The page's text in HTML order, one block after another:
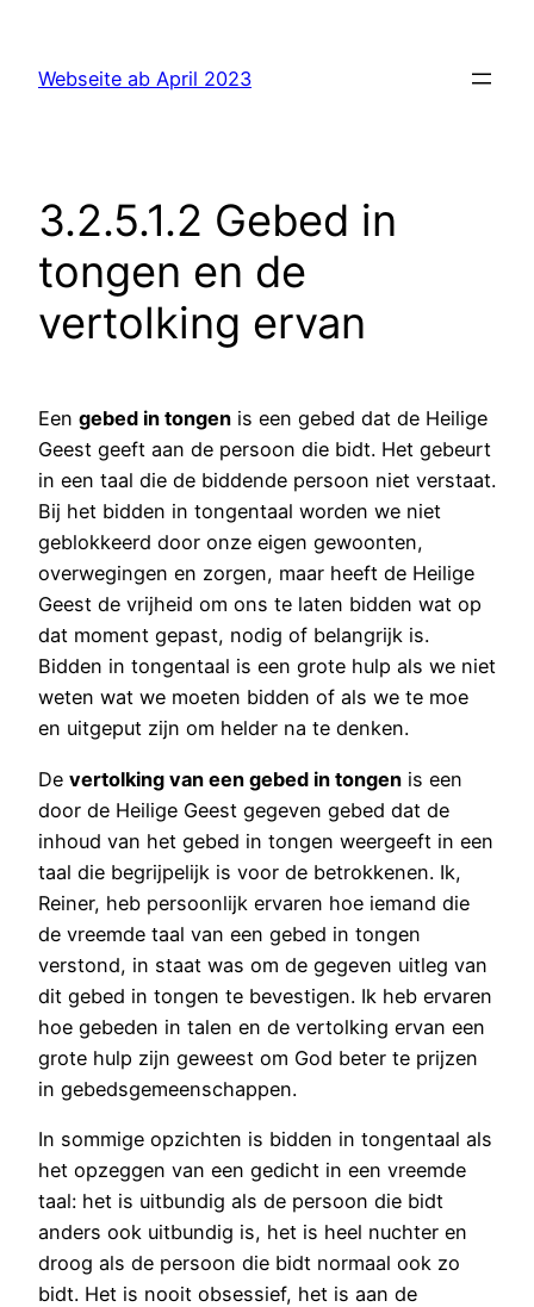
Webseite ab April 2023
3.2.5.1.2 Gebed in
tongen en de
vertolking ervan
Een gebed in tongen is een gebed dat de Heilige
Geest geeft aan de persoon die bidt. Het gebeurt
in een taal die de biddende persoon niet verstaat.
Bij het bidden in tongentaal worden we niet
geblokkeerd door onze eigen gewoonten,
overwegingen en zorgen, maar heeft de Heilige
Geest de vrijheid om ons te laten bidden wat op
dat moment gepast, nodig of belangrijk is.
Bidden in tongentaal is een grote hulp als we niet
weten wat we moeten bidden of als we te moe
en uitgeput zijn om helder na te denken.
De vertolking van een gebed in tongen is een
door de Heilige Geest gegeven gebed dat de
inhoud van het gebed in tongen weergeeft in een
taal die begrijpelijk is voor de betrokkenen. Ik,
Reiner, heb persoonlijk ervaren hoe iemand die
de vreemde taal van een gebed in tongen
verstond, in staat was om de gegeven uitleg van
dit gebed in tongen te bevestigen. Ik heb ervaren
hoe gebeden in talen en de vertolking ervan een
grote hulp zijn geweest om God beter te prijzen
in gebedsgemeenschappen.
In sommige opzichten is bidden in tongentaal als
het opzeggen van een gedicht in een vreemde
taal: het is uitbundig als de persoon die bidt
anders ook uitbundig is, het is heel nuchter en
droog als de persoon die bidt normaal ook zo
bidt. Het is nooit obsessief, het is aan de